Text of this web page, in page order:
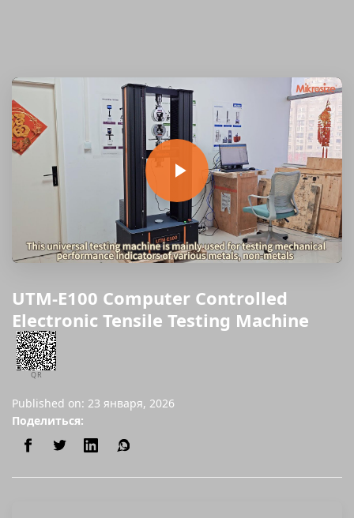
UTM-E100 Computer Controlled
Electronic Tensile Testing Machine
QR
Published on: 23 января, 2026
Поделиться: